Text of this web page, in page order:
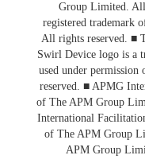
Group Limited.
registered trademark
All rights reserved. ■
Swirl Device logo is a
used under
reserved. ■ APMG
of The APM Group
International
of The APM Group
APM Group